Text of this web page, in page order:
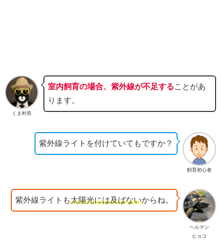
くま村長
室内飼育の場合、紫外線が不足することがあ
ります。
飼育初心者
紫外線ライトを付けていてもですか？
ヘルマン
ヒョコ
紫外線ライトも太陽光には及ばないからね。